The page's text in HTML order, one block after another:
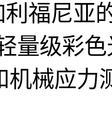
尼亚
量级彩
机械应力